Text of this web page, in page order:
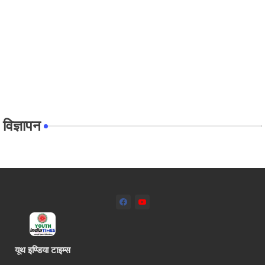
विज्ञापन
यूथ इण्डिया टाइम्स